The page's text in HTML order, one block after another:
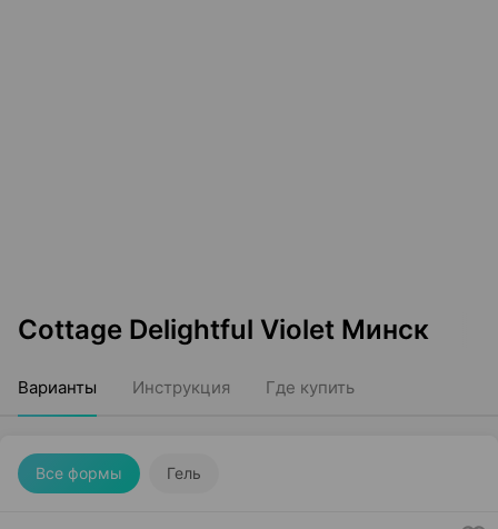
Cottage Delightful Violet Минск
Варианты Инструкция Где купить
Все формы Гель